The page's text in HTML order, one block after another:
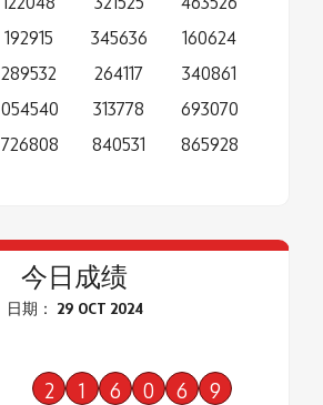
192915
289532
054540
726808
345636
264117
313778
840531
160624
340861
693070
865928
今日成绩
日期： 29 OCT 2024
2 1 6 0 6 9